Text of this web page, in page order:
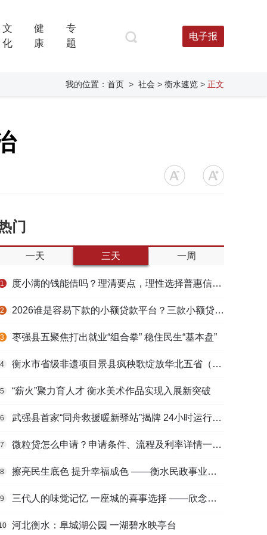
文
化
健
康
专
题
电子报
我的位置： 首页 > 社会 > 衡水速览 > 正文
门
一天 三天 一周
1 度小满的钱能借吗？理清要点，理性选择普惠信贷服务
2 2026谁是容易下款的小额贷款平台？三款小额贷款产品全面对比
3 枣强县五聚焦打出就业“组合拳” 稳住民生“基本盘”
4 衡水市省级非遗项目景县疯秧歌绽放华北五省（区）市舞蹈大赛舞台
5 “薪火”聚力育人才 衡水美术作品实现入展新突破
6 武强县首家“同舟救援暖新驿站”揭牌 24小时运行守护户外劳动者
7 微粒贷怎么申请？申请条件、流程及利率详情一文看懂
8 擦亮民生底色 提升幸福成色 ——衡水民政事业高质量发展综述
9 三代人的味觉记忆 一座城的喜事选择 ——欣念饺子二十九载匠心传承路
河北衡水：阜城湖公园 一湖碧水映亭台